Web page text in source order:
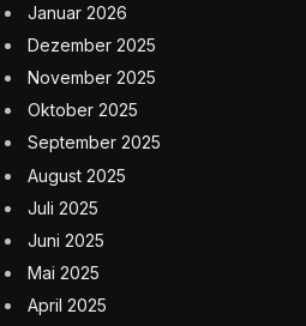
Januar 2026
Dezember 2025
November 2025
Oktober 2025
September 2025
August 2025
Juli 2025
Juni 2025
Mai 2025
April 2025